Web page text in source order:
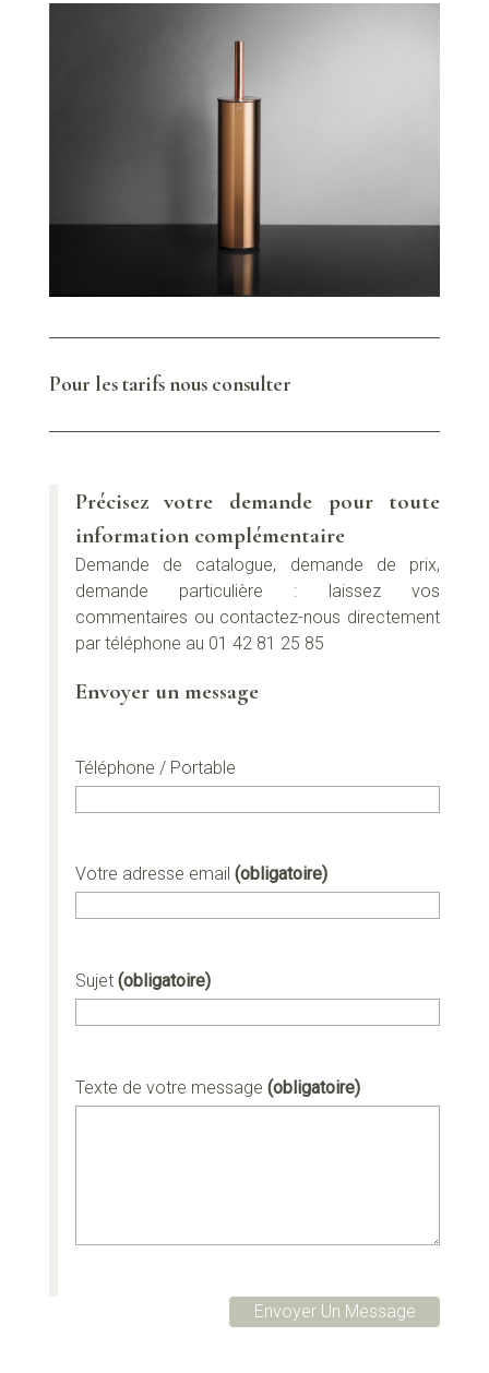
Pour les tarifs nous consulter
Précisez votre demande pour toute
information complémentaire
Demande de catalogue, demande de prix,
demande particulière : laissez vos
commentaires ou contactez-nous directement
par téléphone au 01 42 81 25 85
Envoyer un message
Téléphone / Portable
Votre adresse email (obligatoire)
Sujet (obligatoire)
Texte de votre message (obligatoire)